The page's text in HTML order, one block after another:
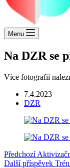
Menu
Na DZR se
Více fotografií
7.4.2023
DZR
Předchozí
Další příspěvek